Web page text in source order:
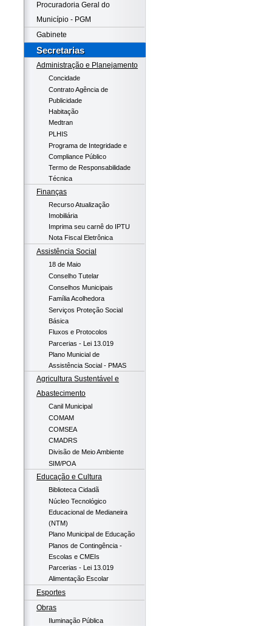
Procuradoria Geral do
Município - PGM
Gabinete
Secretarias
Administração e Planejamento
Concidade
Contrato Agência de
Publicidade
Habitação
Medtran
PLHIS
Programa de Integridade e
Compliance Público
Termo de Responsabilidade
Técnica
Finanças
Recurso Atualização
Imobiliária
Imprima seu carnê do IPTU
Nota Fiscal Eletrônica
Assistência Social
18 de Maio
Conselho Tutelar
Conselhos Municipais
Família Acolhedora
Serviços Proteção Social
Básica
Fluxos e Protocolos
Parcerias - Lei 13.019
Plano Municial de
Assistência Social - PMAS
Agricultura Sustentável e
Abastecimento
Canil Municipal
COMAM
COMSEA
CMADRS
Divisão de Meio Ambiente
SIM/POA
Educação e Cultura
Biblioteca Cidadã
Núcleo Tecnológico
Educacional de Medianeira
(NTM)
Plano Municipal de Educação
Planos de Contingência -
Escolas e CMEIs
Parcerias - Lei 13.019
Alimentação Escolar
Esportes
Obras
Iluminação Pública